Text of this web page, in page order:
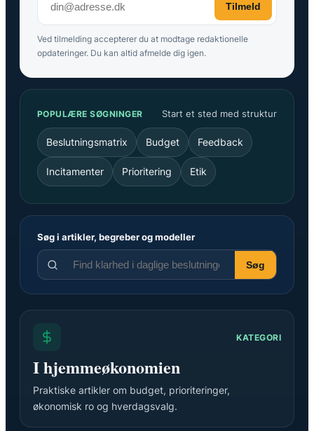
Tilmeld
Ved tilmelding accepterer du at modtage redaktionelle
opdateringer. Du kan altid afmelde dig igen.
POPULÆRE SØGNINGER Start et sted med struktur
Beslutningsmatrix Budget Feedback
Incitamenter Prioritering Etik
Søg i artikler, begreber og modeller
Søg
KATEGORI
I hjemmeøkonomien
Praktiske artikler om budget, prioriteringer,
økonomisk ro og hverdagsvalg.